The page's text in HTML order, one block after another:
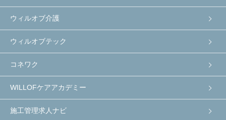
ウィルオブ介護
ウィルオブテック
コネワク
WILLOFケアアカデミー
施工管理求人ナビ